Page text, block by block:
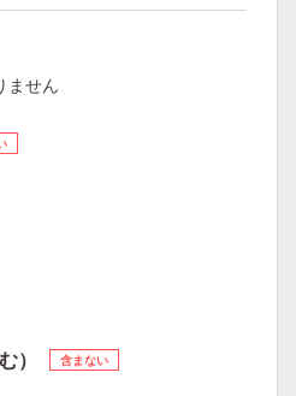
ません
） 含まない